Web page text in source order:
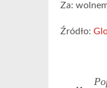
Za:
Źródło: